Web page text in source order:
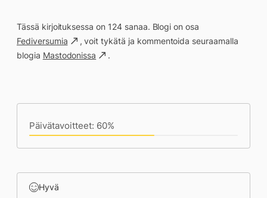
Tässä kirjoituksessa on 124 sanaa. Blogi on osa
Fediversumia
, voit tykätä ja kommentoida seuraamalla
blogia Mastodonissa .
Päivätavoitteet: 60%
Hyvä